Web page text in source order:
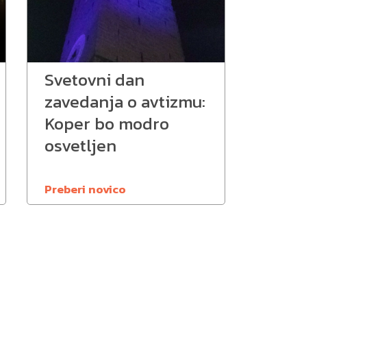
Svetovni dan
zavedanja o avtizmu:
Koper bo modro
osvetljen
Preberi novico